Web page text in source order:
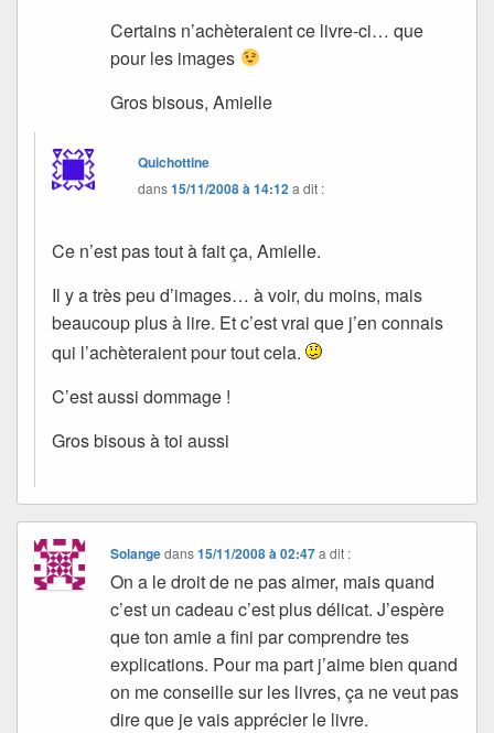
Certains n’achèteraient ce livre-ci… que
pour les images
Gros bisous, Amielle
Quichottine
dans15/11/2008 à 14:12 a dit :
Ce n’est pas tout à fait ça, Amielle.
Il y a très peu d’images… à voir, du moins, mais
beaucoup plus à lire. Et c’est vrai que j’en connais
qui l’achèteraient pour tout cela.
C’est aussi dommage !
Gros bisous à toi aussi
Solangedans15/11/2008 à 02:47 a dit :
On a le droit de ne pas aimer, mais quand
c’est un cadeau c’est plus délicat. J’espère
que ton amie a fini par comprendre tes
explications. Pour ma part j’aime bien quand
on me conseille sur les livres, ça ne veut pas
dire que je vais apprécier le livre.